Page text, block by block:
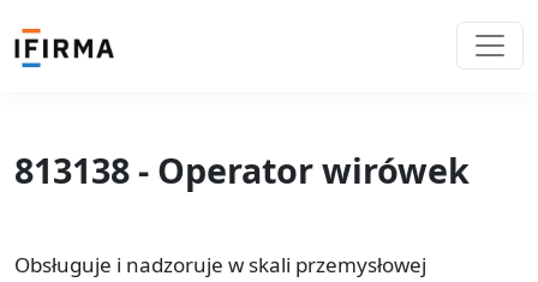
813138 - Operator wirówek
Obsługuje i nadzoruje w skali przemysłowej